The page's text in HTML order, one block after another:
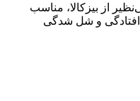
از بیزکالا، مناسب
و شل‌ شدگی